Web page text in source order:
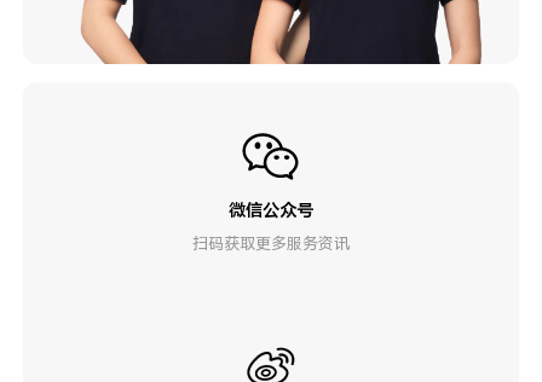
微信公众号
扫码获取更多服务资讯